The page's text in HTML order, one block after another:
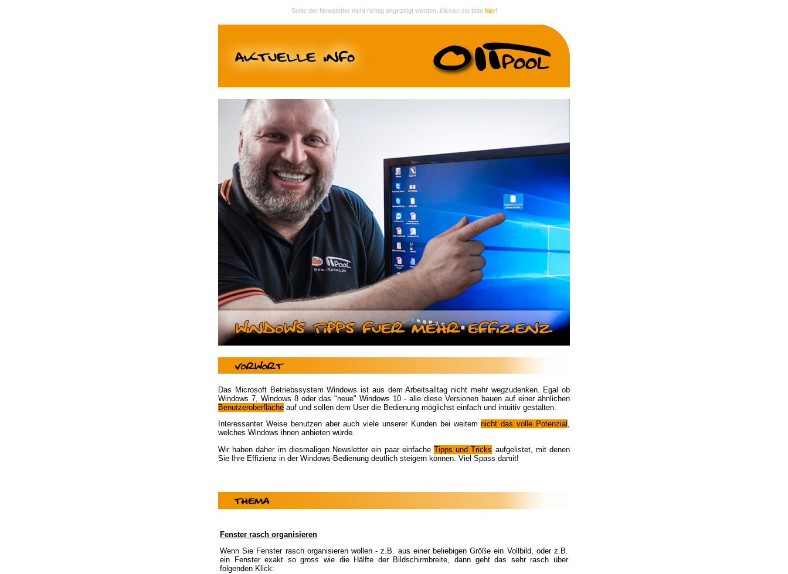
Sollte der Newsletter nicht richtig angezeigt werden, klicken sie bitte hier!
Das Microsoft Betriebssystem Windows ist aus dem Arbeitsalltag nicht mehr wegzudenken. Egal ob
Windows 7, Windows 8 oder das "neue" Windows 10 - alle diese Versionen bauen auf einer ähnlichen
Benutzeroberfläche auf und sollen dem User die Bedienung möglichst einfach und intuitiv gestalten.
Interessanter Weise benutzen aber auch viele unserer Kunden bei weitemnicht das volle Potenzial ,
welches Windows ihnen anbieten würde.
Wir haben daher im diesmaligen Newsletter ein paar einfache Tipps und Tricks aufgelistet, mit denen
Sie Ihre Effizienz in der Windows-Bedienung deutlich steigern können. Viel Spass damit!
Fenster rasch organisieren
Wenn Sie Fenster rasch organisieren wollen - z.B. aus einer beliebigen Größe ein Vollbild, oder z.B.
ein Fenster exakt so gross wie die Hälfte der Bildschirmbreite, dann geht das sehr rasch über
folgenden Klick: